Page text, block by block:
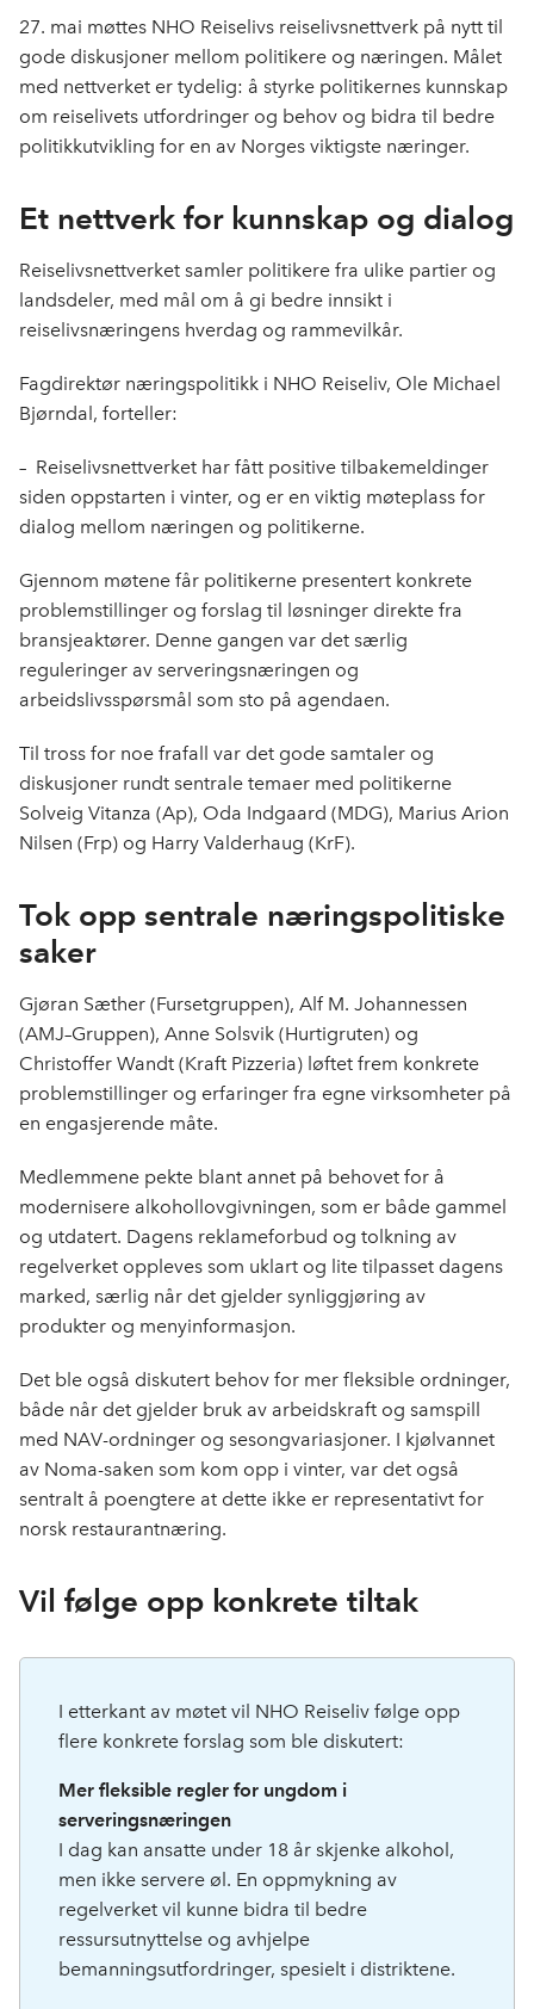
27. mai møttes NHO Reiselivs reiselivsnettverk på nytt til
gode diskusjoner mellom politikere og næringen. Målet
med nettverket er tydelig: å styrke politikernes kunnskap
om reiselivets utfordringer og behov og bidra til bedre
politikkutvikling for en av Norges viktigste næringer.
Et nettverk for kunnskap og dialog
Reiselivsnettverket samler politikere fra ulike partier og
landsdeler, med mål om å gi bedre innsikt i
reiselivsnæringens hverdag og rammevilkår.
Fagdirektør næringspolitikk i NHO Reiseliv, Ole Michael
Bjørndal, forteller:
– Reiselivsnettverket har fått positive tilbakemeldinger
siden oppstarten i vinter, og er en viktig møteplass for
dialog mellom næringen og politikerne.
Gjennom møtene får politikerne presentert konkrete
problemstillinger og forslag til løsninger direkte fra
bransjeaktører. Denne gangen var det særlig
reguleringer av serveringsnæringen og
arbeidslivsspørsmål som sto på agendaen.
Til tross for noe frafall var det gode samtaler og
diskusjoner rundt sentrale temaer med politikerne
Solveig Vitanza (Ap), Oda Indgaard (MDG), Marius Arion
Nilsen (Frp) og Harry Valderhaug (KrF).
Tok opp sentrale næringspolitiske
saker
Gjøran Sæther (Fursetgruppen), Alf M. Johannessen
(AMJ–Gruppen), Anne Solsvik (Hurtigruten) og
Christoffer Wandt (Kraft Pizzeria) løftet frem konkrete
problemstillinger og erfaringer fra egne virksomheter på
en engasjerende måte.
Medlemmene pekte blant annet på behovet for å
modernisere alkohollovgivningen, som er både gammel
og utdatert. Dagens reklameforbud og tolkning av
regelverket oppleves som uklart og lite tilpasset dagens
marked, særlig når det gjelder synliggjøring av
produkter og menyinformasjon.
Det ble også diskutert behov for mer fleksible ordninger,
både når det gjelder bruk av arbeidskraft og samspill
med NAV-ordninger og sesongvariasjoner. I kjølvannet
av Noma-saken som kom opp i vinter, var det også
sentralt å poengtere at dette ikke er representativt for
norsk restaurantnæring.
Vil følge opp konkrete tiltak
I etterkant av møtet vil NHO Reiseliv følge opp
flere konkrete forslag som ble diskutert:
Mer fleksible regler for ungdom i
serveringsnæringen
I dag kan ansatte under 18 år skjenke alkohol,
men ikke servere øl. En oppmykning av
regelverket vil kunne bidra til bedre
ressursutnyttelse og avhjelpe
bemanningsutfordringer, spesielt i distriktene.